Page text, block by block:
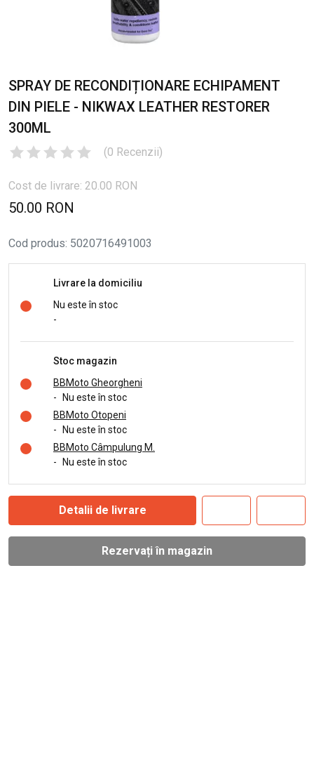
SPRAY DE RECONDIȚIONARE ECHIPAMENT
DIN PIELE - NIKWAX LEATHER RESTORER
300ML
(0 Recenzii)
Cost de livrare: 20.00 RON
50.00 RON
Cod produs: 5020716491003
Livrare la domiciliu
Nu este în stoc
-
Stoc magazin
BBMoto Gheorgheni
- Nu este în stoc
BBMoto Otopeni
- Nu este în stoc
BBMoto Câmpulung M.
- Nu este în stoc
Detalii de livrare
Rezervați în magazin